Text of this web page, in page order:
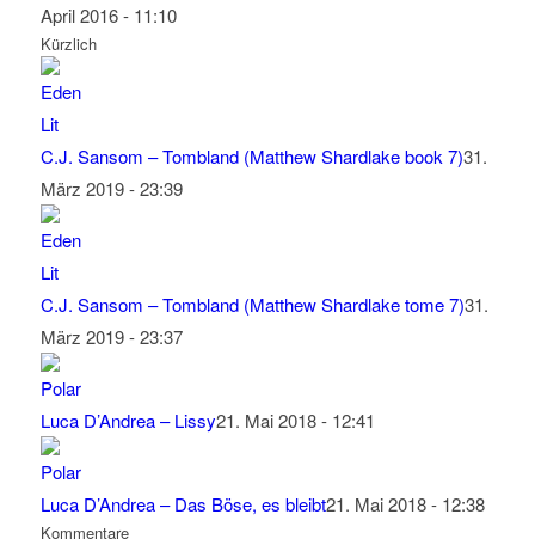
April 2016 - 11:10
Kürzlich
C.J. Sansom – Tombland (Matthew Shardlake book 7)31.
März 2019 - 23:39
C.J. Sansom – Tombland (Matthew Shardlake tome 7)31.
März 2019 - 23:37
Luca D’Andrea – Lissy21. Mai 2018 - 12:41
Luca D’Andrea – Das Böse, es bleibt21. Mai 2018 - 12:38
Kommentare